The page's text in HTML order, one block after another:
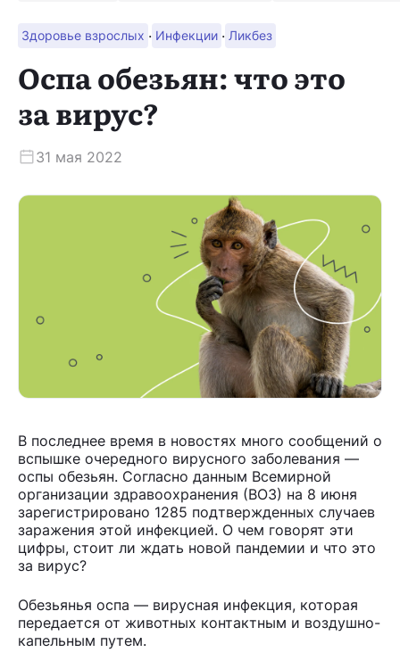
Здоровье взрослых · Инфекции · Ликбез
Оспа обезьян: что это
за вирус?
31 мая 2022
В последнее время в новостях много сообщений о
вспышке очередного вирусного заболевания —
оспы обезьян. Согласно данным Всемирной
организации здравоохранения (ВОЗ) на 8 июня
зарегистрировано 1285 подтвержденных случаев
заражения этой инфекцией. О чем говорят эти
цифры, стоит ли ждать новой пандемии и что это
за вирус?
Обезьянья оспа — вирусная инфекция, которая
передается от животных контактным и воздушно-
капельным путем.